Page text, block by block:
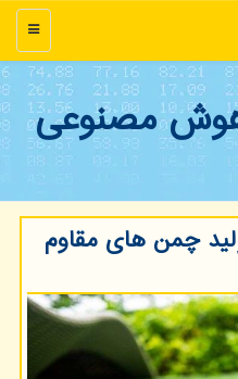
منو
مصنوعی
چمن های مقاوم